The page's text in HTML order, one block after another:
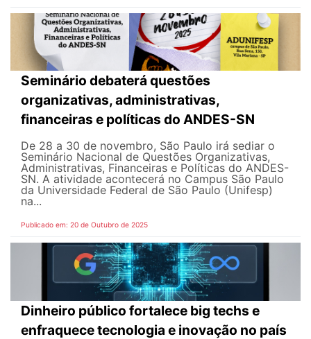
Seminário debaterá questões
organizativas, administrativas,
financeiras e políticas do ANDES-SN
De 28 a 30 de novembro, São Paulo irá sediar o
Seminário Nacional de Questões Organizativas,
Administrativas, Financeiras e Políticas do ANDES-
SN. A atividade acontecerá no Campus São Paulo
da Universidade Federal de São Paulo (Unifesp)
na...
Publicado em: 20 de Outubro de 2025
Dinheiro público fortalece big techs e
enfraquece tecnologia e inovação no país